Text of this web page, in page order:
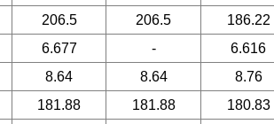
206.5 206.5
186.22
6.677 -
6.616
8.64 8.64
8.76
181.88 181.88
180.83